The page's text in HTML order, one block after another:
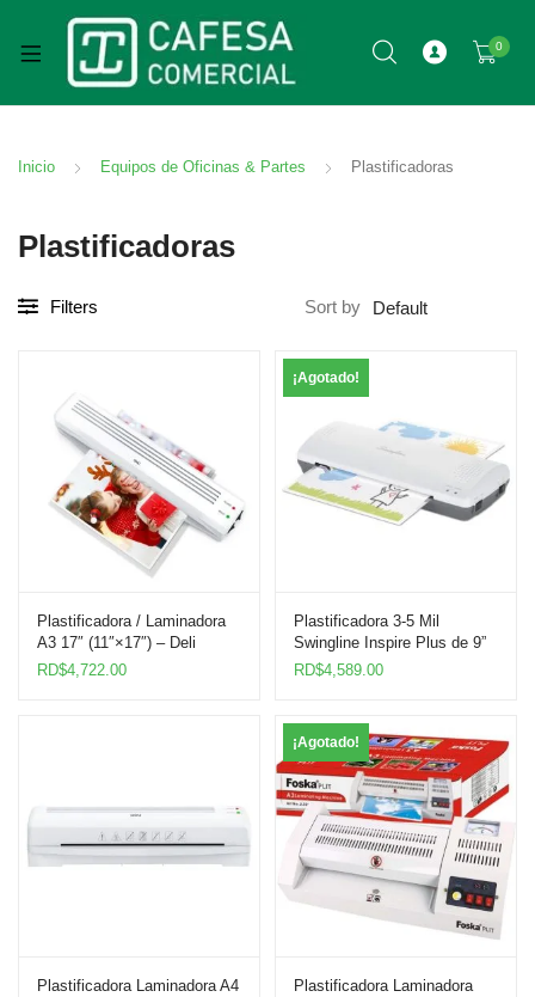
0
Inicio Equipos de Oficinas & Partes Plastificadoras
Plastificadoras
Filters Sort by
Plastificadora / Laminadora
A3 17″ (11″×17″) – Deli
W14379
RD$4,722.00
¡Agotado!
Plastificadora 3-5 Mil
Swingline Inspire Plus de 9”
Pulgadas
RD$4,589.00
Plastificadora Laminadora A4
¡Agotado!
Plastificadora Laminadora